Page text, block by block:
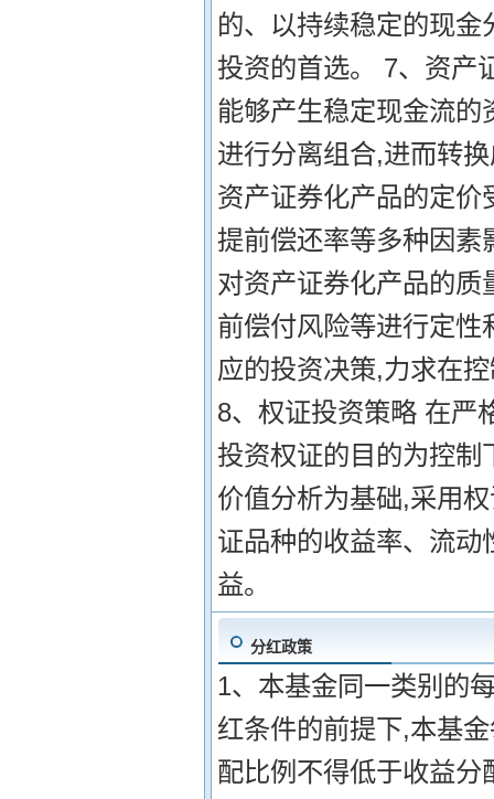
的、以持续稳定的现
投资的首选。 7、资产
能够产生稳定现金流
进行分离组合,进而转
资产证券化产品的定
提前偿还率等多种因
对资产证券化产品的
前偿付风险等进行定
应的投资决策,力求在
8、权证投资策略 在严
投资权证的目的为控
价值分析为基础,采用
证品种的收益率、流
益。
分红政策
1、本基金同一类别的
红条件的前提下,本基
配比例不得低于收益